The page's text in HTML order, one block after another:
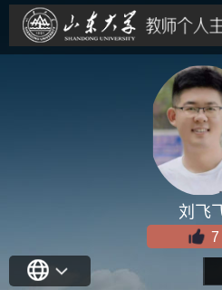
刘飞
7